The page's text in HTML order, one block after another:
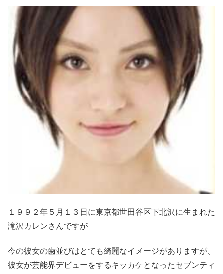
１９９２年５月１３日に東京都世田谷区下北沢に生まれた
滝沢カレンさんですが
今の彼女の歯並びはとても綺麗なイメージがありますが、
彼女が芸能界デビューをするキッカケとなったセブンティ